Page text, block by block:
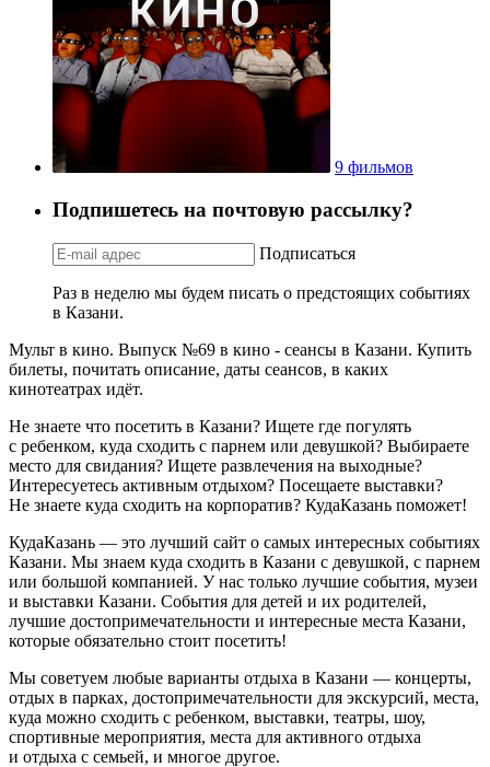
9 фильмов
Подпишетесь на почтовую рассылку?
Подписаться
Раз в неделю мы будем писать о предстоящих событиях
в Казани.
Мульт в кино. Выпуск №69 в кино - сеансы в Казани. Купить
билеты, почитать описание, даты сеансов, в каких
кинотеатрах идёт.
Не знаете что посетить в Казани? Ищете где погулять
с ребенком, куда сходить с парнем или девушкой? Выбираете
место для свидания? Ищете развлечения на выходные?
Интересуетесь активным отдыхом? Посещаете выставки?
Не знаете куда сходить на корпоратив? КудаКазань поможет!
КудаКазань — это лучший сайт о самых интересных событиях
Казани. Мы знаем куда сходить в Казани с девушкой, с парнем
или большой компанией. У нас только лучшие события, музеи
и выставки Казани. События для детей и их родителей,
лучшие достопримечательности и интересные места Казани,
которые обязательно стоит посетить!
Мы советуем любые варианты отдыха в Казани — концерты,
отдых в парках, достопримечательности для экскурсий, места,
куда можно сходить с ребенком, выставки, театры, шоу,
спортивные мероприятия, места для активного отдыха
и отдыха с семьей, и многое другое.